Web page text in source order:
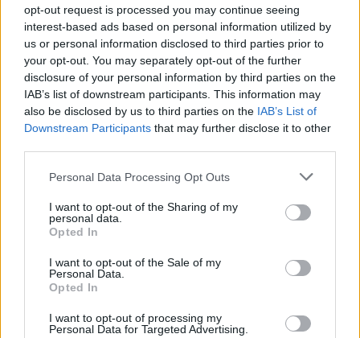
opt-out request is processed you may continue seeing
interest-based ads based on personal information utilized by
us or personal information disclosed to third parties prior to
your opt-out. You may separately opt-out of the further
disclosure of your personal information by third parties on the
IAB’s list of downstream participants. This information may
also be disclosed by us to third parties on the IAB’s List of
Downstream Participants that may further disclose it to other
Personal Data Processing Opt Outs
I want to opt-out of the Sharing of my
personal data.
Opted In
I want to opt-out of the Sale of my
Personal Data.
Opted In
I want to opt-out of processing my
Personal Data for Targeted Advertising.
ΕΛΣΤΑΤ: Στο 3,4% υποχώρησε ο πληθωρισμός τον Ιούλιο
Χρηματοδότηση 8 εκατ. ευρώ
σε 843 μέσα ενημέρωσης-
πρόγραμμα ενίσχυσης του
Metlen: Ρεκόρ EBITDA στο α'
εξάμηνο, στα 550 εκατ. ευρώ –
Η Chery επενδύει 75 εκατ. δολάρια στην KG Mobility
Το FIAT 500 Hybrid τώρα από
συνεργασίας τους μέχρι το